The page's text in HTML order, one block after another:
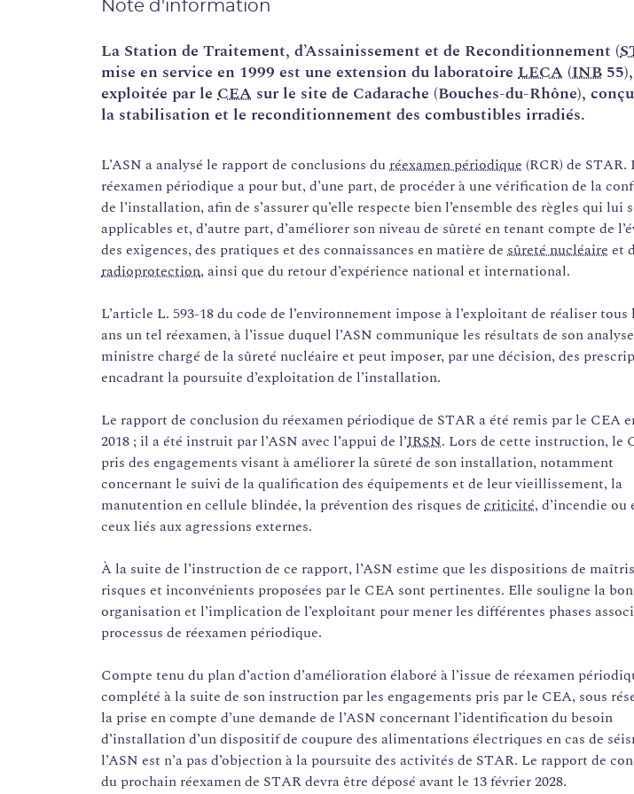
Note d'information
La Station de Traitement, d’Assainissement et de Reconditionnement (
mise en service en 1999 est une extension du laboratoire LECA (INB 55),
exploitée par le CEA sur le site de Cadarache (Bouches-du-Rhône),
la stabilisation et le reconditionnement des combustibles irradiés.
L’ASN a analysé le rapport de conclusions duréexamen périodique (RCR) de STAR.
réexamen périodique a pour but, d’une part, de procéder à une vérification de la
de l’installation, afin de s’assurer qu’elle respecte bien l’ensemble des règles qui lui
applicables et, d’autre part, d’améliorer son niveau de sûreté en tenant compte de
des exigences, des pratiques et des connaissances en matière de sûreté nucléaire et
radioprotection, ainsi que du retour d’expérience national et international.
L’article L. 593-18 du code de l’environnement impose à l’exploitant de réaliser tous
ans un tel réexamen, à l’issue duquel l’ASN communique les résultats de son
ministre chargé de la sûreté nucléaire et peut imposer, par une décision, des
encadrant la poursuite d’exploitation de l’installation.
Le rapport de conclusion du réexamen périodique de STAR a été remis par le CEA
2018 ; il a été instruit par l’ASN avec l’appui de l’IRSN. Lors de cette instruction, le
pris des engagements visant à améliorer la sûreté de son installation, notamment
concernant le suivi de la qualification des équipements et de leur vieillissement, la
manutention en cellule blindée, la prévention des risques de criticité, d’incendie ou
ceux liés aux agressions externes.
À la suite de l’instruction de ce rapport, l’ASN estime que les dispositions de
risques et inconvénients proposées par le CEA sont pertinentes. Elle souligne la
organisation et l’implication de l’exploitant pour mener les différentes phases
processus de réexamen périodique.
Compte tenu du plan d’action d’amélioration élaboré à l’issue de réexamen
complété à la suite de son instruction par les engagements pris par le CEA, sous
la prise en compte d’une demande de l’ASN concernant l’identification du besoin
d’installation d’un dispositif de coupure des alimentations électriques en cas de
l’ASN est n’a pas d’objection à la poursuite des activités de STAR. Le rapport de
du prochain réexamen de STAR devra être déposé avant le 13 février 2028.